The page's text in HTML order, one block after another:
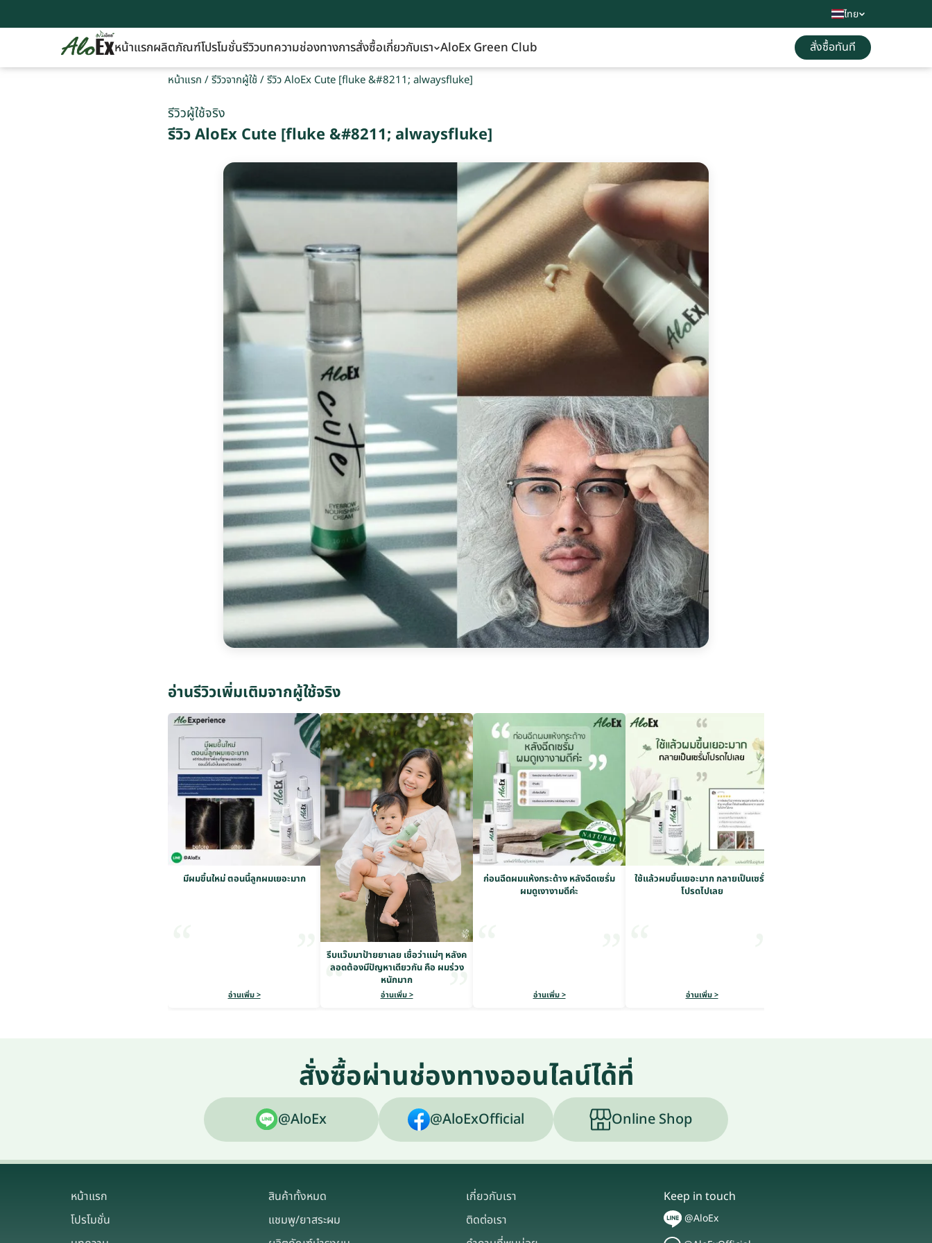
ไทย
หน้าแรกผลิตภัณฑ์โปรโมชั่นรีวิวบทความช่องทางการสั่งซื้อเกี่ยวกับเรา AloEx Green Club สั่งซื้อทันที
หน้าแรก /รีวิวจากผู้ใช้ /รีวิว AloEx Cute [fluke &#8211; alwaysfluke]
รีวิวผู้ใช้จริง
รีวิว AloEx Cute [fluke &#8211; alwaysfluke]
อ่านรีวิวเพิ่มเติมจากผู้ใช้จริง
มีผมขึ้นใหม่ ตอนนี้ลูกผมเยอะมาก
อ่านเพิ่ม >
รีบแว๊บมาป้ายยาเลย เชื่อว่าแม่ๆ หลังค
ลอดต้องมีปัญหาเดียวกัน คือ ผมร่วง
หนักมาก
อ่านเพิ่ม >
ก่อนฉีดผมแห้งกระด้าง หลังฉีดเซรั่ม
ผมดูเงางามดีค่ะ
อ่านเพิ่ม >
ใช้แล้วผมขึ้นเยอะมาก กลายเป็นเซรั่ม
โปรดไปเลย
อ่านเพิ่ม >
สั่งซื้อผ่านช่องทางออนไลน์ได้ที่
@AloEx @AloExOfficial Online Shop
หน้าแรก
โปรโมชั่น
สินค้าทั้งหมด
แชมพู/ยาสระผม
เกี่ยวกับเรา
ติดต่อเรา
Keep in touch
@AloEx